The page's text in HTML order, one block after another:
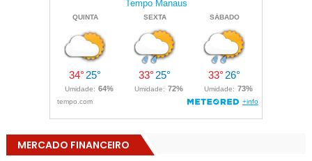
MERCADO FINANCEIRO